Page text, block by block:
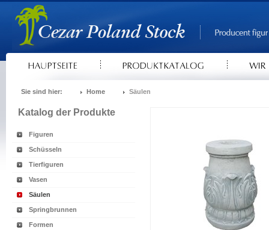
Sie sind hier: Home Säulen
Katalog der Produkte
Figuren
Schüsseln
Tierfiguren
Vasen
Säulen
Springbrunnen
Formen